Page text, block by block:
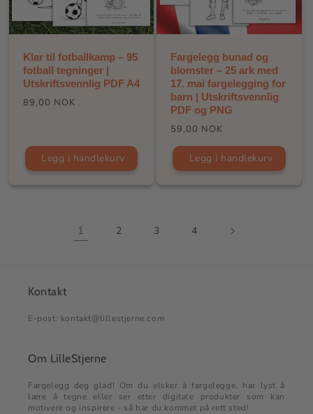
Klar til fotballkamp – 95
fotball tegninger |
Utskriftsvennlig PDF A4
Vanlig
89,00 NOK
Legg i handlekurv
Fargelegg bunad og
blomster – 25 ark med
17. mai fargelegging for
barn | Utskriftsvennlig
PDF og PNG
Vanlig
pris
59,00 NOK
Legg i handlekurv
1 2 3 4
Kontakt
E-post: kontakt@lillestjerne.com
Om LilleStjerne
Fargelegg deg glad! Om du elsker å fargelegge, har lyst å
lære å tegne eller ser etter digitale produkter som kan
motivere og inspirere - så har du kommet på rett sted!